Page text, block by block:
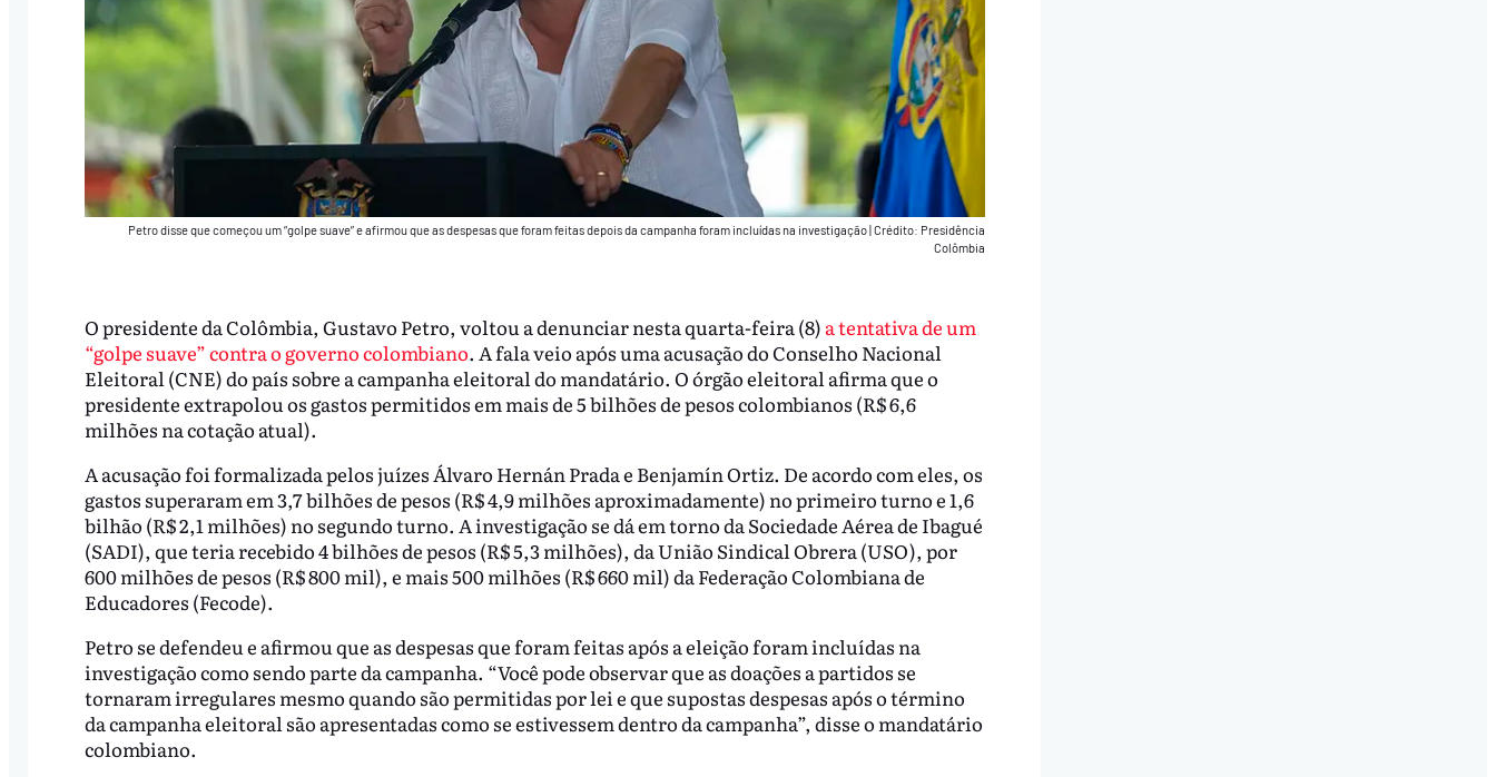
Petro disse que começou um “golpe suave” e afirmou que as despesas que foram feitas depois da campanha foram incluídas na investigação Crédito: Presidência
Colômbia
O presidente da Colômbia, Gustavo Petro, voltou a denunciar nesta quarta-feira (8) a tentativa de um
“golpe suave” contra o governo colombiano. A fala veio após uma acusação do Conselho Nacional
Eleitoral (CNE) do país sobre a campanha eleitoral do mandatário. O órgão eleitoral afirma que o
presidente extrapolou os gastos permitidos em mais de 5 bilhões de pesos colombianos (R$ 6,6
milhões na cotação atual).
A acusação foi formalizada pelos juízes Álvaro Hernán Prada e Benjamín Ortiz. De acordo com eles, os
gastos superaram em 3,7 bilhões de pesos (R$ 4,9 milhões aproximadamente) no primeiro turno e 1,6
bilhão (R$ 2,1 milhões) no segundo turno. A investigação se dá em torno da Sociedade Aérea de Ibagué
(SADI), que teria recebido 4 bilhões de pesos (R$ 5,3 milhões), da União Sindical Obrera (USO), por
600 milhões de pesos (R$ 800 mil), e mais 500 milhões (R$ 660 mil) da Federação Colombiana de
Educadores (Fecode).
Petro se defendeu e afirmou que as despesas que foram feitas após a eleição foram incluídas na
investigação como sendo parte da campanha. “Você pode observar que as doações a partidos se
tornaram irregulares mesmo quando são permitidas por lei e que supostas despesas após o término
da campanha eleitoral são apresentadas como se estivessem dentro da campanha”, disse o mandatário
colombiano.